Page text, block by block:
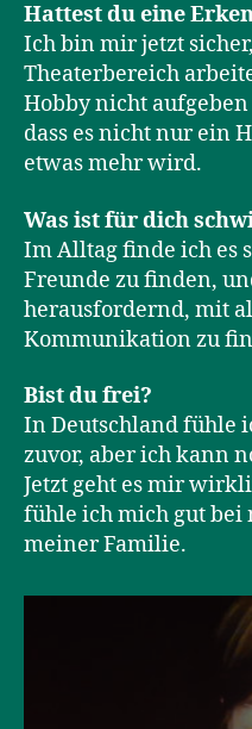
Hattest du eine
Ich bin mir jetzt
Theaterbereich
Hobby nicht
dass es nicht nur ein
etwas mehr wird.
Was ist für dich
Im Alltag finde ich es
Freunde zu finden,
herausfordernd, mit
Kommunikation zu
Bist du frei?
In Deutschland fühle
zuvor, aber ich kann
Jetzt geht es mir
fühle ich mich gut
meiner Familie.